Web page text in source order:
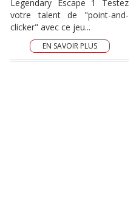
Legendary Escape 1 Testez
votre talent de "point-and-
clicker" avec ce jeu...
EN SAVOIR PLUS